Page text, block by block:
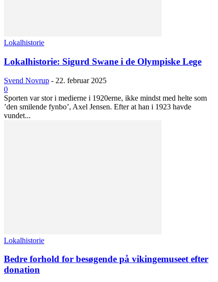
Lokalhistorie
Lokalhistorie: Sigurd Swane i de Olympiske Lege
Svend Novrup - 22. februar 2025
0
Sporten var stor i medierne i 1920erne, ikke mindst med helte som
’den smilende fynbo’, Axel Jensen. Efter at han i 1923 havde
vundet...
Lokalhistorie
Bedre forhold for besøgende på vikingemuseet efter
donation